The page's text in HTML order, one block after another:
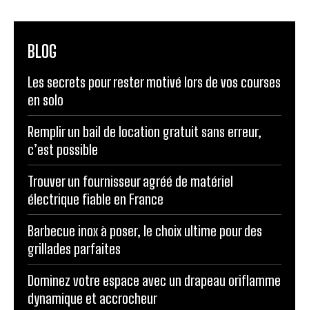
BLOG
Les secrets pour rester motivé lors de vos courses
en solo
Remplir un bail de location gratuit sans erreur,
c’est possible
Trouver un fournisseur agréé de matériel
électrique fiable en France
Barbecue inox à poser, le choix ultime pour des
grillades parfaites
Dominez votre espace avec un drapeau oriflamme
dynamique et accrocheur